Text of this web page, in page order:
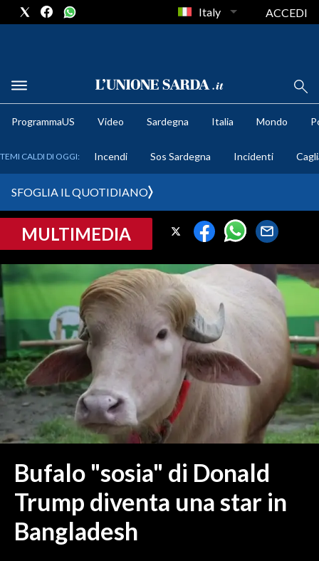
METEO
CRONACA SARDEGNA
PROVINCIA DI CAGLIARI
SULCIS IGLESIENTE
MEDIO CAMPIDANO
ORISTANO E PROVINCIA
SASSARI E PROVINCIA
GALLURA
NUORO E PROVINCIA
OGLIASTRA
ITALIA
MONDO
Italy ACCEDI
ProgrammaUS Video Sardegna Italia Mondo
TEMI CALDI DI OGGI: Incendi Sos Sardegna Incidenti
SFOGLIA IL QUOTIDIANO
MULTIMEDIA
Bufalo "sosia" di Donald
Trump diventa una star in
Bangladesh